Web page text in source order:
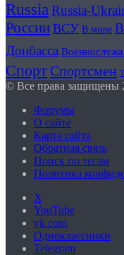
RussiaRussia-
России ВСУ В мире
Донбасса
СпортСпортсмен
© Все права защищены
Форумы
О сайте
Карта сайта
Обратная связь
Поиск по тегам
Политика
X
YouTube
vk.com
Одноклассники
Telegram